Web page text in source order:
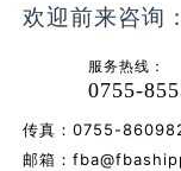
欢迎前来咨询：
服务热线：
0755-
传真：0755-
邮箱：